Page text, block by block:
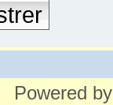
Powered by